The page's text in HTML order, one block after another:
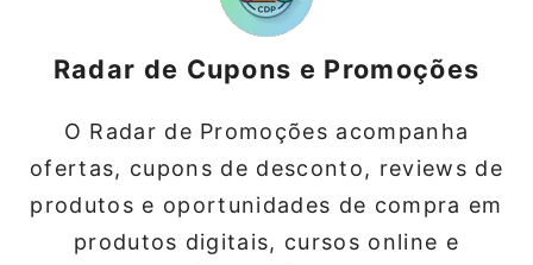
Radar de Cupons e Promoções
O Radar de Promoções acompanha
ofertas, cupons de desconto, reviews de
produtos e oportunidades de compra em
produtos digitais, cursos online e